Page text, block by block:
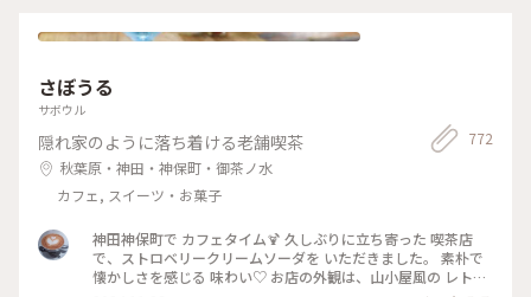
さぼうる
サボウル
隠れ家のように落ち着ける老舗喫茶
秋葉原・神田・神保町・御茶ノ水
カフェ, スイーツ・お菓子
772
神田神保町で カフェタイム🍹 久しぶりに立ち寄った 喫茶店
で、ストロベリークリームソーダを いただきました。 素朴で
懐かしさを感じる 味わい♡ お店の外観は、山小屋風の レトロ